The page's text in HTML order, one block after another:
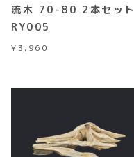
流木 70-80 2本セット
RY005
¥3,960